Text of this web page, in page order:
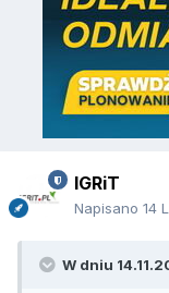
IGRiT
Napisano 14
W dniu